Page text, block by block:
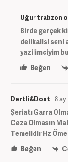
Uğur trabzon
Birde gerçek
delikalisi seni
yazilimciyim
Beğen
Dertli&Dost 8
Şeriatı Garra
Ceza Olmasın
Temelidir Hz
Beğen